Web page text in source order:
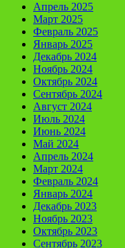
Апрель 2025
Март 2025
Февраль 2025
Январь 2025
Декабрь 2024
Ноябрь 2024
Октябрь 2024
Сентябрь 2024
Август 2024
Июль 2024
Июнь 2024
Май 2024
Апрель 2024
Март 2024
Февраль 2024
Январь 2024
Декабрь 2023
Ноябрь 2023
Октябрь 2023
Сентябрь 2023